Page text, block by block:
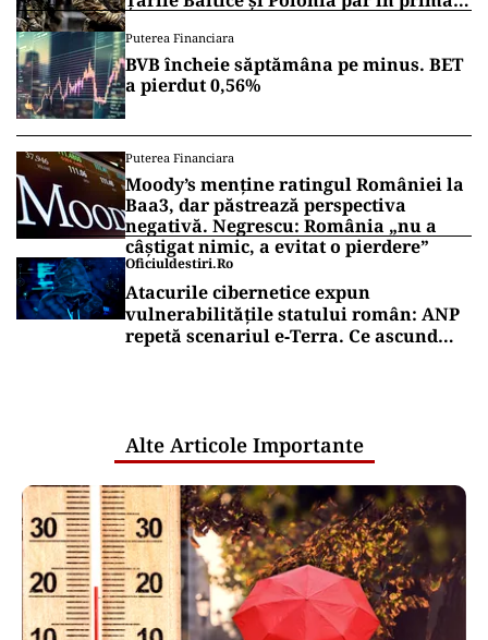
Puterea Financiara
BVB încheie săptămâna pe minus. BET
a pierdut 0,56%
Puterea Financiara
Moody’s menține ratingul României la
Baa3, dar păstrează perspectiva
negativă. Negrescu: România „nu a
câștigat nimic, a evitat o pierdere”
Oficiuldestiri.ro
Atacurile cibernetice expun
vulnerabilitățile statului român: ANP
repetă scenariul e‑Terra. Ce ascund
Alte Articole Importante